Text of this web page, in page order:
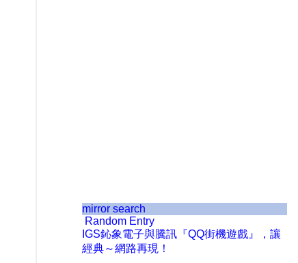
mirror search
Random Entry
IGS鈊象電子與騰訊『QQ街機遊戲』，讓
經典～網路再現！